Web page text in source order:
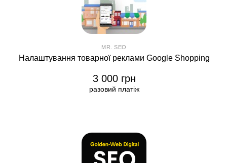
MR. SEO
Налаштування товарної реклами Google Shopping
3 000 грн
разовий платіж